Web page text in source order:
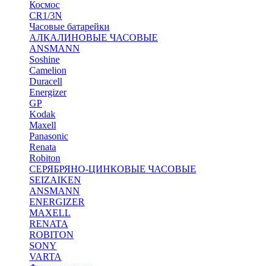
Космос
CR1/3N
Часовые батарейки
АЛКАЛИНОВЫЕ ЧАСОВЫЕ
ANSMANN
Soshine
Camelion
Duracell
Energizer
GP
Kodak
Maxell
Panasonic
Renata
Robiton
СЕРЯБРЯНО-ЦИНКОВЫЕ ЧАСОВЫЕ
SEIZAIKEN
ANSMANN
ENERGIZER
MAXELL
RENATA
ROBITON
SONY
VARTA